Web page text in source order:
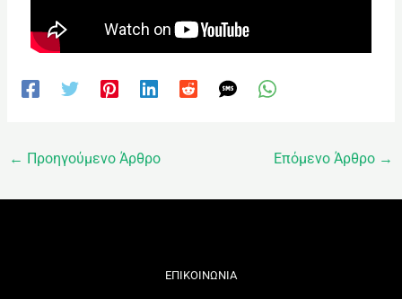
← Προηγούμενο Άρθρο Επόμενο Άρθρο →
ΕΠΙΚΟΙΝΩΝΙΑ